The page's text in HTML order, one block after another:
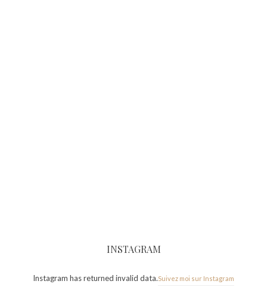
INSTAGRAM
Instagram has returned invalid data.Suivez moi sur Instagram